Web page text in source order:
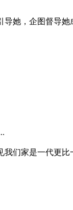
她，企图督导
们家是一代更比